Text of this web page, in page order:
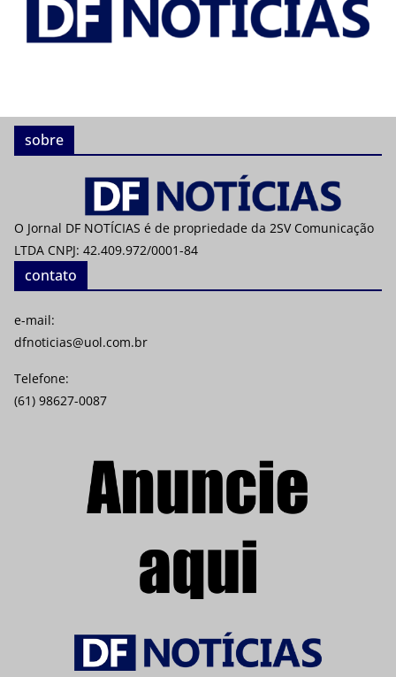
sobre
O Jornal DF NOTÍCIAS é de propriedade da 2SV Comunicação
LTDA CNPJ: 42.409.972/0001-84
contato
e-mail:
dfnoticias@uol.com.br
Telefone:
(61) 98627-0087